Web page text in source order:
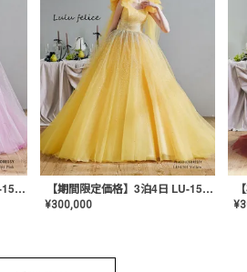
【期間限定価格】3泊4日 LU-1501(Pink) 【期間限定価格】3泊4日 LU-1501(Yellow)
¥300,000 ¥